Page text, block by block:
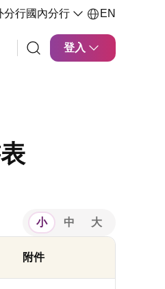
分行國內分行 EN
登入
小 中 大
附件